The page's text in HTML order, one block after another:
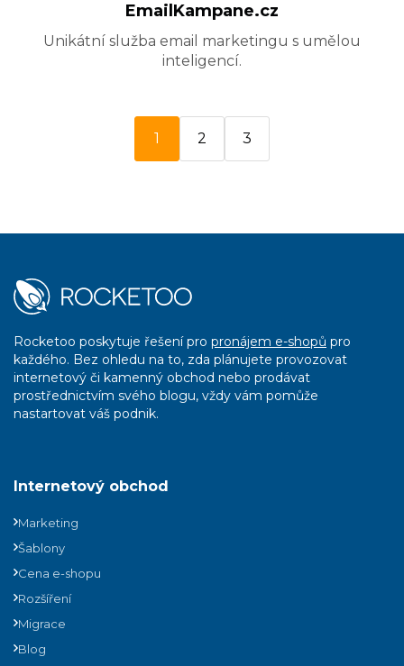
EmailKampane.cz
Unikátní služba email marketingu s umělou
inteligencí.
1 2 3
Rocketoo poskytuje řešení pro pronájem e-shopů pro
každého. Bez ohledu na to, zda plánujete provozovat
internetový či kamenný obchod nebo prodávat
prostřednictvím svého blogu, vždy vám pomůže
nastartovat váš podnik.
Internetový obchod
Marketing
Šablony
Cena e-shopu
Rozšíření
Migrace
Blog